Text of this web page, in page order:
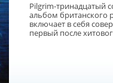
Pilgrim-тринадцатый
альбом британского
включает в себя
первый после